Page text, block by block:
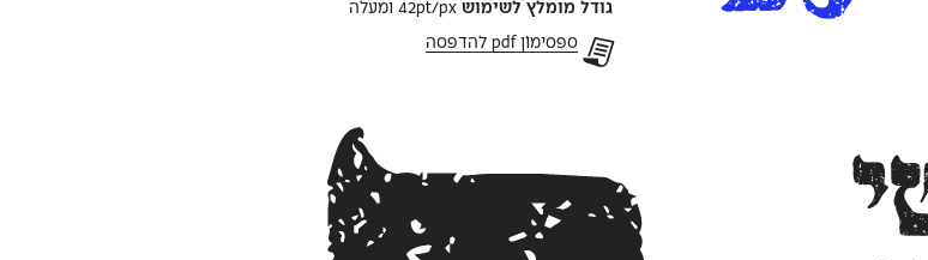
גודל מומלץ לשימוש 42pt/px ומעלה
ספסימוֹן pdf להדפסה